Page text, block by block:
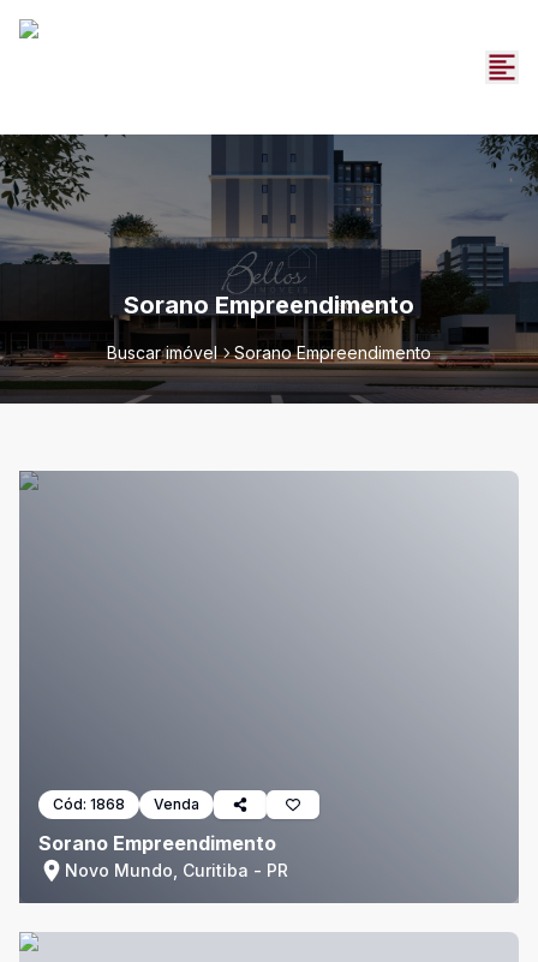
Sorano Empreendimento
Buscar imóvel Sorano Empreendimento
Cód: 1868 Venda
Sorano Empreendimento
Novo Mundo, Curitiba - PR